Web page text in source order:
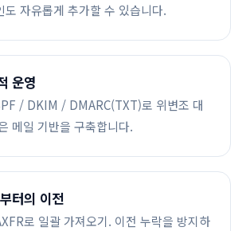
도 자유롭게 추가할 수 있습니다.
운영
/ DKIM / DMARC(TXT)로 위변조 대
메일 기반을 구축합니다.
터의 이전
로 일괄 가져오기. 이전 누락을 방지하